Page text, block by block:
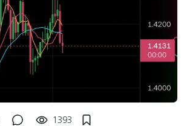
1393